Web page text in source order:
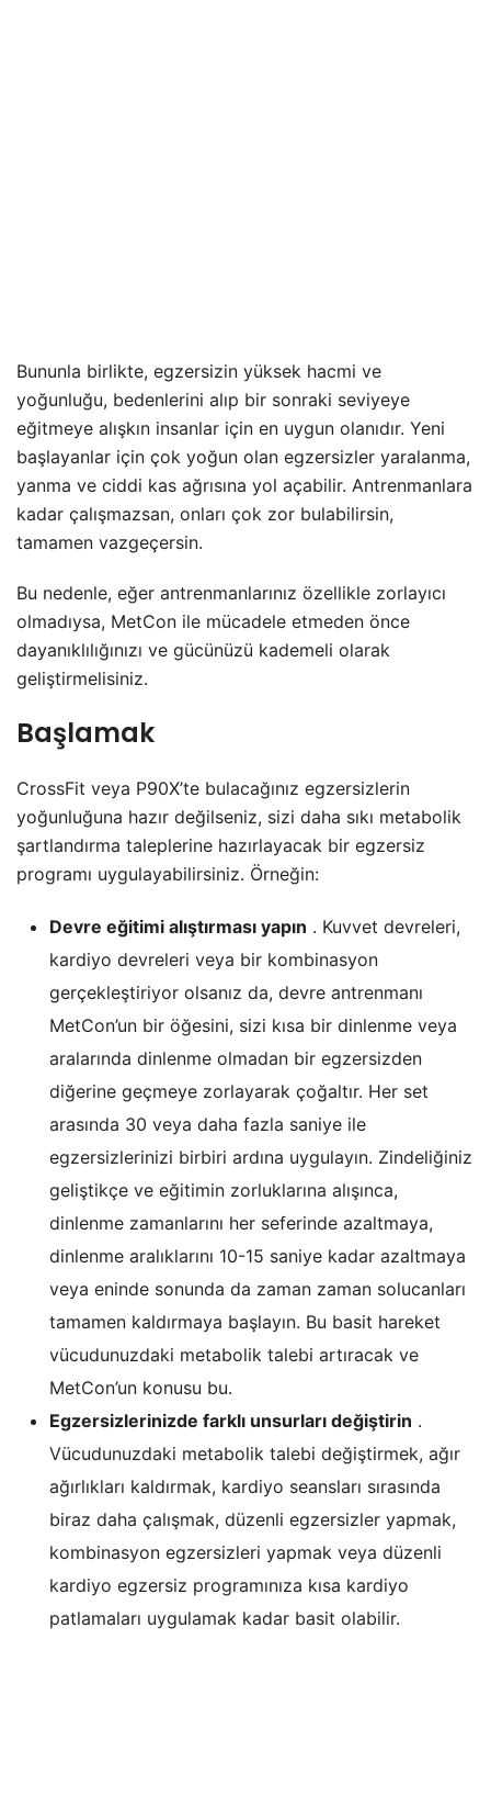
Bununla birlikte, egzersizin yüksek hacmi ve
yoğunluğu, bedenlerini alıp bir sonraki seviyeye
eğitmeye alışkın insanlar için en uygun olanıdır. Yeni
başlayanlar için çok yoğun olan egzersizler yaralanma,
yanma ve ciddi kas ağrısına yol açabilir. Antrenmanlara
kadar çalışmazsan, onları çok zor bulabilirsin,
tamamen vazgeçersin.
Bu nedenle, eğer antrenmanlarınız özellikle zorlayıcı
olmadıysa, MetCon ile mücadele etmeden önce
dayanıklılığınızı ve gücünüzü kademeli olarak
geliştirmelisiniz.
Başlamak
CrossFit veya P90X’te bulacağınız egzersizlerin
yoğunluğuna hazır değilseniz, sizi daha sıkı metabolik
şartlandırma taleplerine hazırlayacak bir egzersiz
programı uygulayabilirsiniz. Örneğin:
Devre eğitimi alıştırması yapın . Kuvvet devreleri,
kardiyo devreleri veya bir kombinasyon
gerçekleştiriyor olsanız da, devre antrenmanı
MetCon’un bir öğesini, sizi kısa bir dinlenme veya
aralarında dinlenme olmadan bir egzersizden
diğerine geçmeye zorlayarak çoğaltır. Her set
arasında 30 veya daha fazla saniye ile
egzersizlerinizi birbiri ardına uygulayın. Zindeliğiniz
geliştikçe ve eğitimin zorluklarına alışınca,
dinlenme zamanlarını her seferinde azaltmaya,
dinlenme aralıklarını 10-15 saniye kadar azaltmaya
veya eninde sonunda da zaman zaman solucanları
tamamen kaldırmaya başlayın. Bu basit hareket
vücudunuzdaki metabolik talebi artıracak ve
MetCon’un konusu bu.
Egzersizlerinizde farklı unsurları değiştirin .
Vücudunuzdaki metabolik talebi değiştirmek, ağır
ağırlıkları kaldırmak, kardiyo seansları sırasında
biraz daha çalışmak, düzenli egzersizler yapmak,
kombinasyon egzersizleri yapmak veya düzenli
kardiyo egzersiz programınıza kısa kardiyo
patlamaları uygulamak kadar basit olabilir.